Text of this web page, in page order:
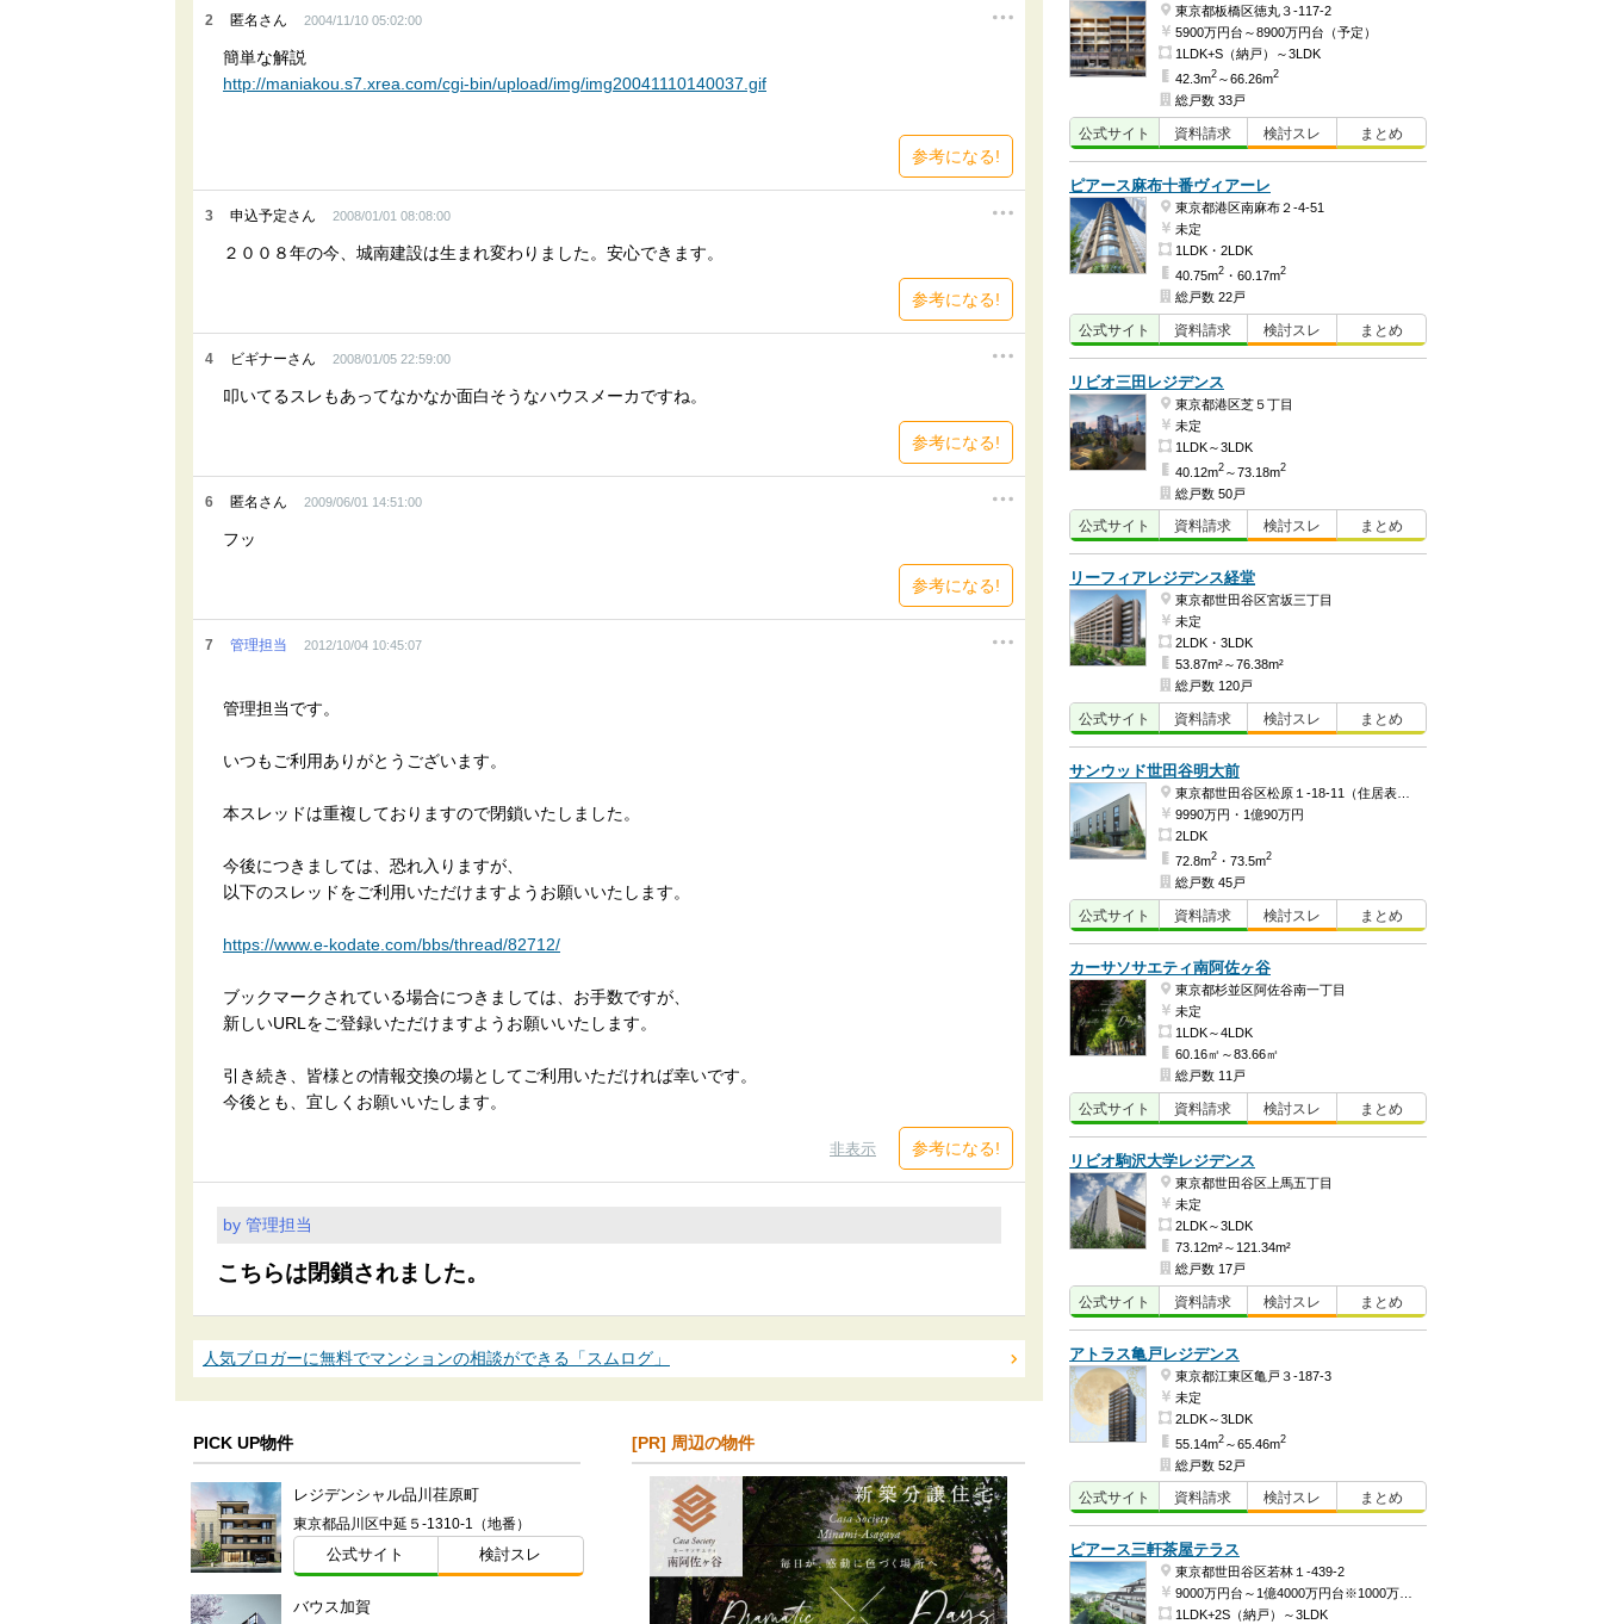
2 匿名さん 2004/11/10 05:02:00
簡単な解説
http://maniakou.s7.xrea.com/cgi-bin/upload/img/img20041110140037.gif
参考になる!
3 申込予定さん 2008/01/01 08:08:00
２００８年の今、城南建設は生まれ変わりました。安心できます。
参考になる!
4 ビギナーさん 2008/01/05 22:59:00
叩いてるスレもあってなかなか面白そうなハウスメーカですね。
参考になる!
6 匿名さん 2009/06/01 14:51:00
フッ
参考になる!
7 管理担当 2012/10/04 10:45:07
管理担当です。
いつもご利用ありがとうございます。
本スレッドは重複しておりますので閉鎖いたしました。
今後につきましては、恐れ入りますが、
以下のスレッドをご利用いただけますようお願いいたします。
https://www.e-kodate.com/bbs/thread/82712/
ブックマークされている場合につきましては、お手数ですが、
新しいURLをご登録いただけますようお願いいたします。
引き続き、皆様との情報交換の場としてご利用いただければ幸いです。
今後とも、宜しくお願いいたします。
非表示 参考になる!
by 管理担当
こちらは閉鎖されました。
人気ブロガーに無料でマンションの相談ができる「スムログ」
PICK UP物件
レジデンシャル品川荏原町
東京都品川区中延５-1310-1（地番）
公式サイト 検討スレ
バウス加賀
[PR] 周辺の物件
東京都板橋区徳丸３-117-2
5900万円台～8900万円台（予定）
1LDK+S（納戸）～3LDK
42.3m2 ～66.26m2
総戸数 33戸
公式サイト 資料請求 検討スレ まとめ
ピアース麻布十番ヴィアーレ
東京都港区南麻布２-4-51
未定
1LDK・2LDK
40.75m2 ・60.17m2
総戸数 22戸
公式サイト 資料請求 検討スレ まとめ
リビオ三田レジデンス
東京都港区芝５丁目
未定
1LDK～3LDK
40.12m2 ～73.18m2
総戸数 50戸
公式サイト 資料請求 検討スレ まとめ
リーフィアレジデンス経堂
東京都世田谷区宮坂三丁目
未定
2LDK・3LDK
53.87m²～76.38m²
総戸数 120戸
公式サイト 資料請求 検討スレ まとめ
サンウッド世田谷明大前
9990万円・1億90万円
2LDK
72.8m2 ・73.5m2
総戸数 45戸
公式サイト 資料請求 検討スレ まとめ
カーサソサエティ南阿佐ヶ谷
東京都杉並区阿佐谷南一丁目
未定
1LDK～4LDK
60.16㎡～83.66㎡
総戸数 11戸
公式サイト 資料請求 検討スレ まとめ
リビオ駒沢大学レジデンス
東京都世田谷区上馬五丁目
未定
2LDK～3LDK
73.12m²～121.34m²
総戸数 17戸
公式サイト 資料請求 検討スレ まとめ
アトラス亀戸レジデンス
東京都江東区亀戸３-187-3
未定
2LDK～3LDK
55.14m2 ～65.46m2
総戸数 52戸
公式サイト 資料請求 検討スレ まとめ
ピアース三軒茶屋テラス
東京都世田谷区若林１-439-2
9000万円台～1億4000万円台※1000万円単位（予定）
1LDK+2S（納戸）～3LDK